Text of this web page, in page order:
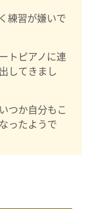
練習が嫌いで
トピアノに連
してきまし
つか自分もこ
ったようで